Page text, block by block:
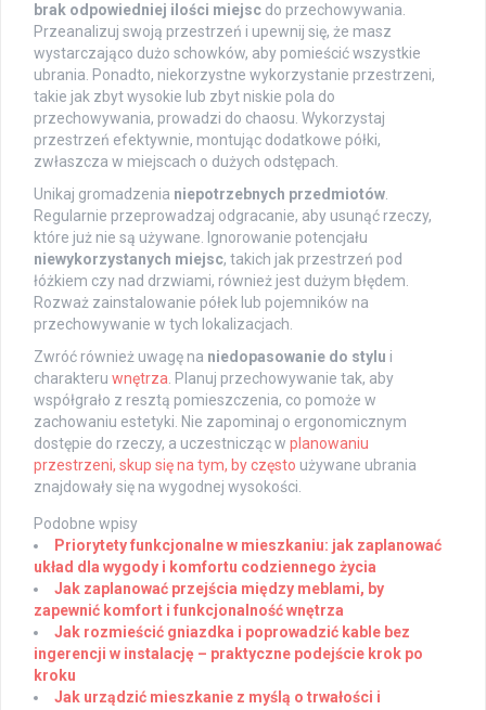
brak odpowiedniej ilości miejsc do przechowywania.
Przeanalizuj swoją przestrzeń i upewnij się, że masz
wystarczająco dużo schowków, aby pomieścić wszystkie
ubrania. Ponadto, niekorzystne wykorzystanie przestrzeni,
takie jak zbyt wysokie lub zbyt niskie pola do
przechowywania, prowadzi do chaosu. Wykorzystaj
przestrzeń efektywnie, montując dodatkowe półki,
zwłaszcza w miejscach o dużych odstępach.
Unikaj gromadzenia niepotrzebnych przedmiotów
Regularnie przeprowadzaj odgracanie, aby usunąć rzeczy,
które już nie są używane. Ignorowanie potencjału
niewykorzystanych miejsc, takich jak przestrzeń pod
łóżkiem czy nad drzwiami, również jest dużym błędem.
Rozważ zainstalowanie półek lub pojemników na
przechowywanie w tych lokalizacjach.
Zwróć również uwagę na niedopasowanie do stylu i
charakteru wnętrza . Planuj przechowywanie tak, aby
współgrało z resztą pomieszczenia, co pomoże w
zachowaniu estetyki. Nie zapominaj o ergonomicznym
dostępie do rzeczy, a uczestnicząc w planowaniu
przestrzeni, skup się na tym, by często używane ubrania
znajdowały się na wygodnej wysokości.
Podobne wpisy
Priorytety funkcjonalne w mieszkaniu: jak zaplanować
układ dla wygody i komfortu codziennego życia
Jak zaplanować przejścia między meblami, by
zapewnić komfort i funkcjonalność wnętrza
Jak rozmieścić gniazdka i poprowadzić kable bez
ingerencji w instalację – praktyczne podejście krok po
kroku
Jak urządzić mieszkanie z myślą o trwałości i